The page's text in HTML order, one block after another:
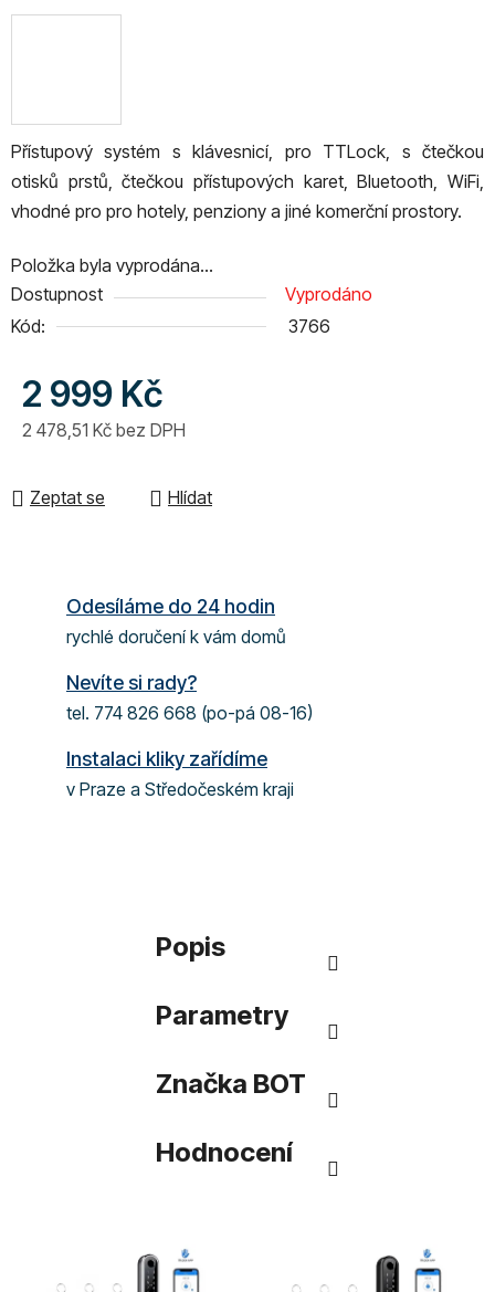
Přístupový systém s klávesnicí, pro TTLock, s čtečkou
otisků prstů, čtečkou přístupových karet, Bluetooth, WiFi,
vhodné pro pro hotely, penziony a jiné komerční prostory.
Položka byla vyprodána…
Dostupnost
Vyprodáno
Kód:
3766
2 999 Kč
2 478,51 Kč bez DPH
Zeptat se
Hlídat
Odesíláme do 24 hodin
rychlé doručení k vám domů
Nevíte si rady?
tel. 774 826 668 (po-pá 08-16)
Instalaci kliky zařídíme
v Praze a Středočeském kraji
Popis
Parametry
Značka BOT
Hodnocení